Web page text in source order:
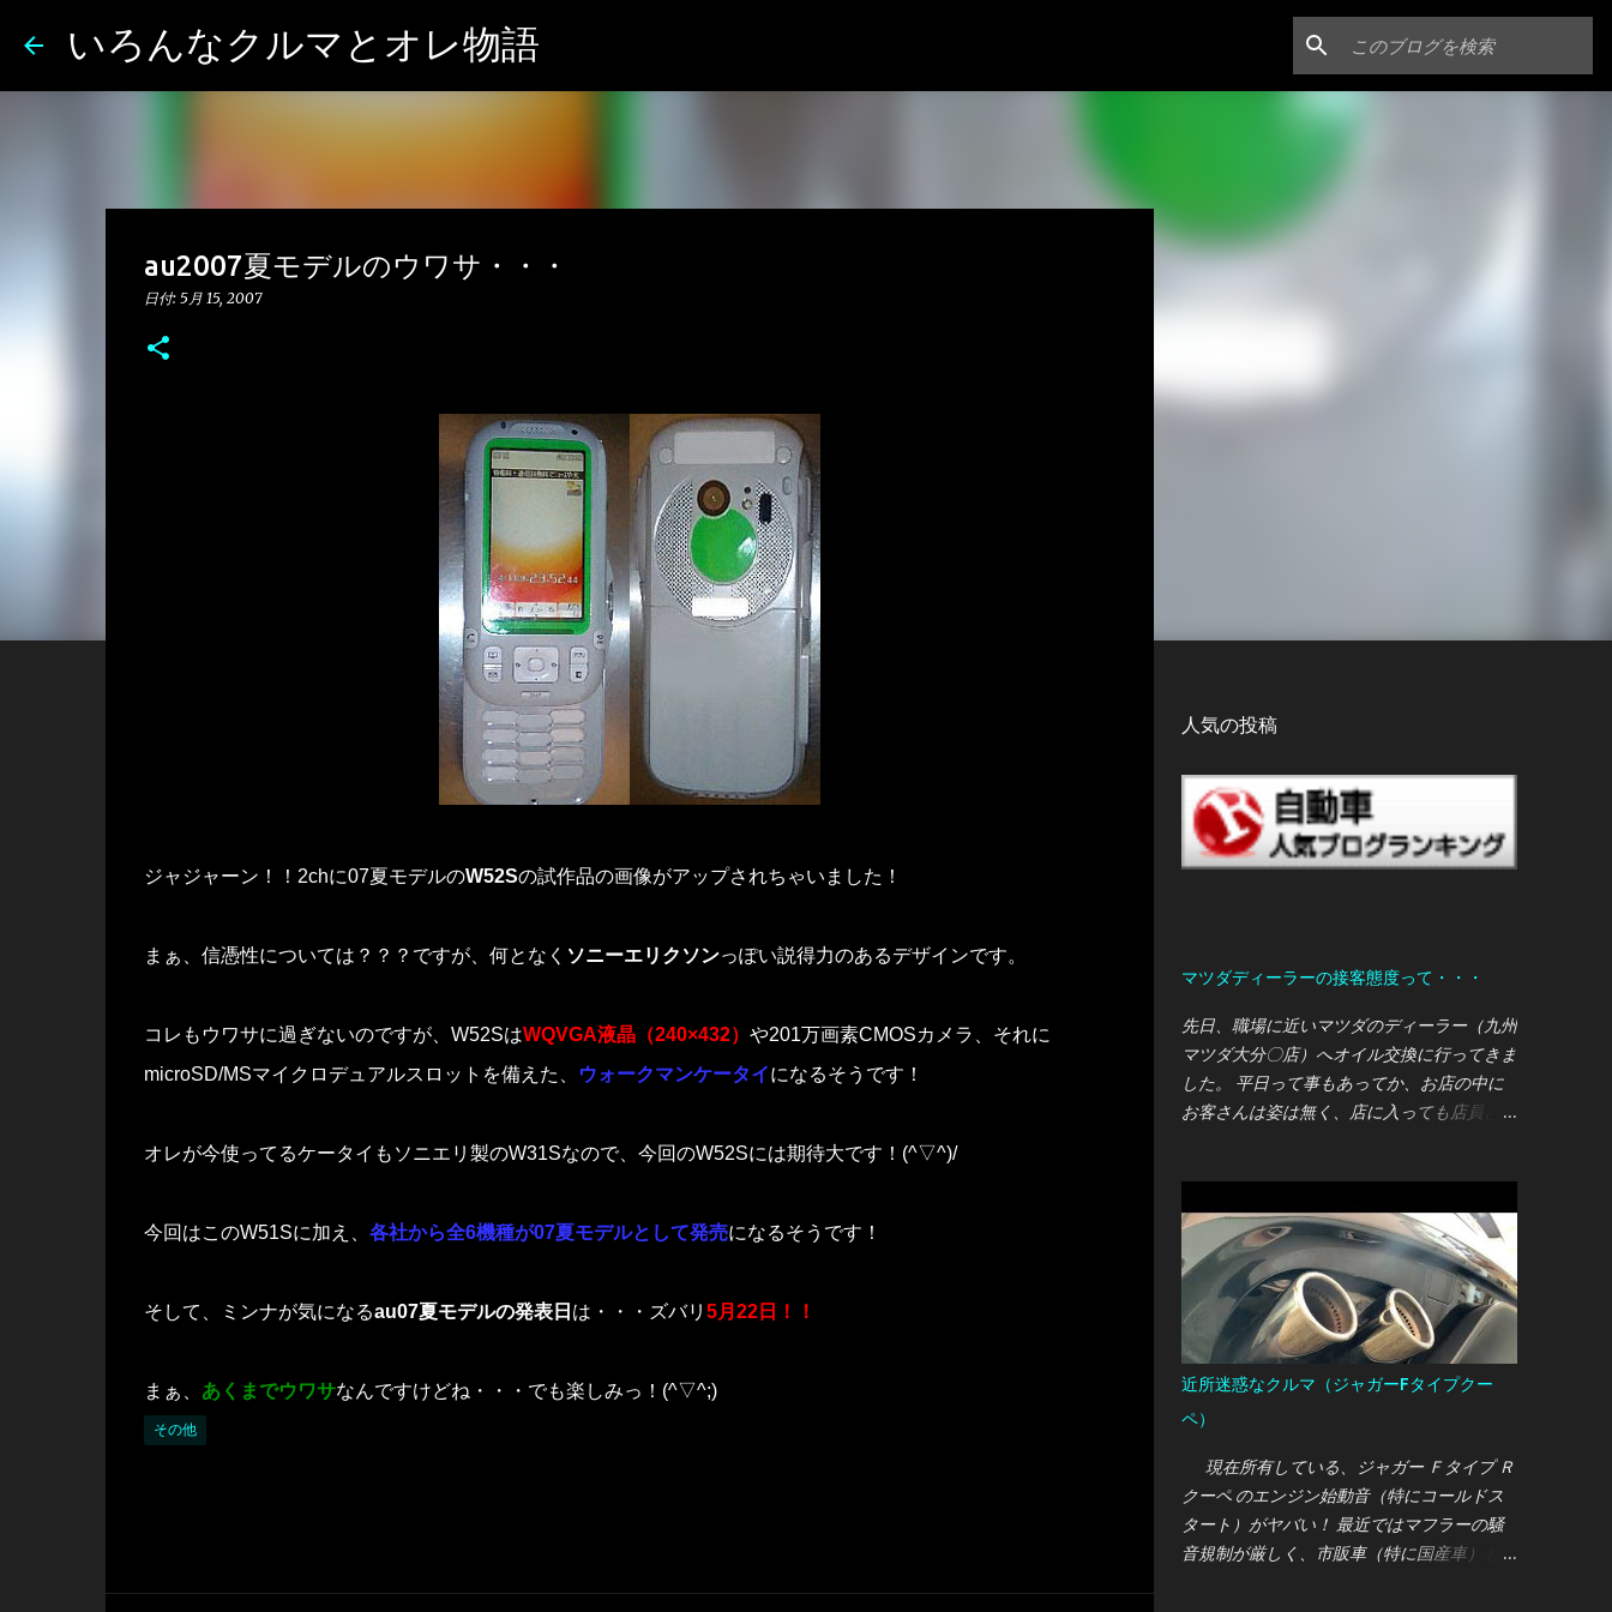
いろんなクルマとオレ物語
au2007夏モデルのウワサ・・・
日付: 5月 15, 2007
ジャジャーン！！2chに07夏モデルのW52Sの試作品の画像がアップされちゃいました！
まぁ、信憑性については？？？ですが、何となく ソニーエリクソンっぽい説得力のあるデザインです。
コレもウワサに過ぎないのですが、W52SはWQVGA液晶（240×432） や201万画素CMOSカメラ、それに
microSD/MSマイクロデュアルスロットを備えた、
ウォークマンケータイになるそうです！
オレが今使ってるケータイもソニエリ製のW31Sなので、今回のW52Sには期待大です！(^▽^)/
今回はこのW51Sに加え、 各社から全6機種が07夏モデルとして発売になるそうです！
そして、ミンナが気になるau07夏モデルの発表日 は・・・ズバリ 5月22日！！
まぁ、 あくまでウワサなんですけどね・・・でも楽しみっ！(^▽^;)
その他
人気の投稿
マツダディーラーの接客態度って・・・
先日、職場に近いマツダのディーラー（九州
マツダ大分〇店）へオイル交換に行ってきま
した。 平日って事もあってか、お店の中に
お客さんは姿は無く、店に入っても店員さん
た。 オレ：あのー、オイル交換をまとめて
契約するパックプランがあるって聞いたので
すが、こちらのディーラーでも取り扱ってい
るのでしょうか？ 営業マン：ちょうど今マ
ツダは各種パックプランを見直している最中
なので、現在は取り扱っていません。 オ
レ：そうですか・・・では、通常の価格で交
換をお願いします。 営業マン：わかりまし
た。では今回は〇000円で交換させていただ
きます。 まぁ、ここまではフツー？のやり
取りだったのですが、作業を待っている時間
の店員の態度に驚かされました・・・
近所迷惑なクルマ（ジャガーFタイプクー
ペ）
現在所有している、ジャガー Ｆタイプ Ｒ
クーペ のエンジン始動音（特にコールドス
タート）がヤバい！ 最近ではマフラーの騒
音規制が厳しく、市販車（特に国産車）も社